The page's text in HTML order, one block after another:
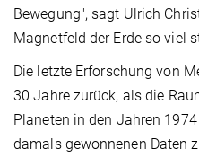
Bewegung", sagt Ulrich
Magnetfeld der Erde so viel
Die letzte Erforschung von
30 Jahre zurück, als die
Planeten in den Jahren
damals gewonnenen Daten